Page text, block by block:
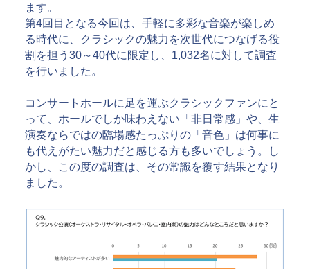
サービスDX・デジタル活用
運営施設・実績紹介
運営施設
実績紹介
お役立ち情報
採用情報
企業情報
企業理念
会社概要・アクセス
ます。
第4回目となる今回は、手軽に多彩な音楽が楽しめ
る時代に、クラシックの魅力を次世代につなげる役
割を担う30～40代に限定し、1,032名に対して調査
を行いました。
コンサートホールに足を運ぶクラシックファンにと
って、ホールでしか味わえない「非日常感」や、生
演奏ならではの臨場感たっぷりの「音色」は何事に
も代えがたい魅力だと感じる方も多いでしょう。し
かし、この度の調査は、その常識を覆す結果となり
ました。